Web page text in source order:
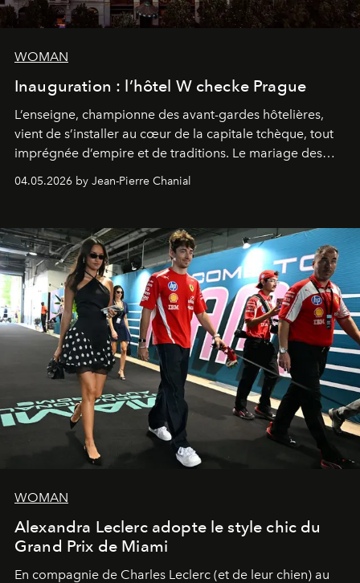
WOMAN
Inauguration : l’hôtel W checke Prague
L’enseigne, championne des avant-gardes hôtelières,
vient de s’installer au cœur de la capitale tchèque, tout
imprégnée d’empire et de traditions. Le mariage des
extrêmes fait merveille.
04.05.2026 by Jean-Pierre Chanial
WOMAN
Alexandra Leclerc adopte le style chic du
Grand Prix de Miami
En compagnie de Charles Leclerc (et de leur chien) au